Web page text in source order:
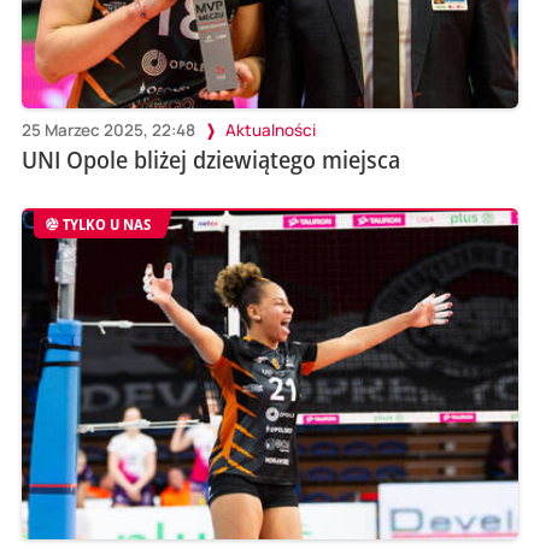
25 Marzec 2025, 22:48 Aktualności
UNI Opole bliżej dziewiątego miejsca
TYLKO U NAS